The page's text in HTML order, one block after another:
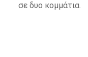
σε δυο κομμάτια.